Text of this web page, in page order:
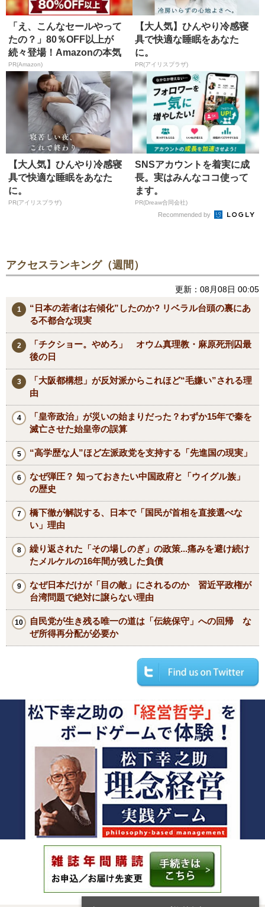
「え、こんなセールやって
たの？」80％OFF以上が
続々登場！Amazonの本気
が...
PR(Amazon)
【大人気】ひんやり冷感寝
具で快適な睡眠をあなた
に。
PR(アイリスプラザ)
【大人気】ひんやり冷感寝
具で快適な睡眠をあなた
に。
PR(アイリスプラザ)
SNSアカウントを着実に成
長。実はみんなココ使って
ます。
PR(Dreaw合同会社)
Recommended by
アクセスランキング（週間）
更新：08月08日 00:05
“日本の若者は右傾化”したのか? リベラル台頭の裏にあ
る不都合な現実
「チクショー。やめろ」 オウム真理教・麻原死刑囚最
後の日
「大阪都構想」が反対派からこれほど“毛嫌い”される理
由
「皇帝政治」が災いの始まりだった？わずか15年で秦を
滅亡させた始皇帝の誤算
“高学歴な人”ほど左派政党を支持する「先進国の現実」
なぜ弾圧？ 知っておきたい中国政府と「ウイグル族」
の歴史
橋下徹が解説する、日本で「国民が首相を直接選べな
い」理由
繰り返された「その場しのぎ」の政策...痛みを避け続け
たメルケルの16年間が残した負債
なぜ日本だけが「目の敵」にされるのか 習近平政権が
台湾問題で絶対に譲らない理由
自民党が生き残る唯一の道は「伝統保守」への回帰 な
ぜ所得再分配が必要か